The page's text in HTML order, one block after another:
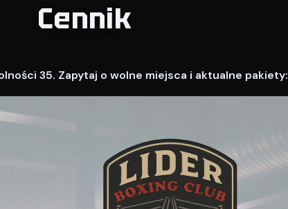
Cennik
35. Zapytaj o wolne miejsca i aktualne pakiety: